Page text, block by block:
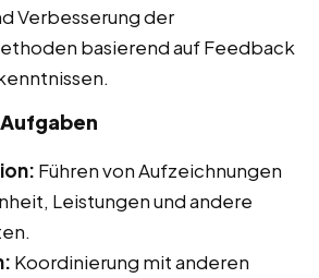
Verbesserung der
basierend auf Feedback
Führen von Aufzeichnungen
Leistungen und andere
Koordinierung mit anderen